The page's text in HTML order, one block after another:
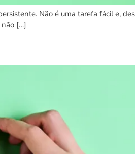
Não é uma tarefa fácil e,
não […]